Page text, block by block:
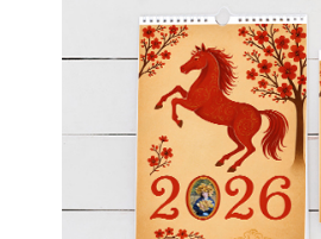
20х30
30х30
30х40
А4
Фото
в
рамке
10х10
10×15
13×18